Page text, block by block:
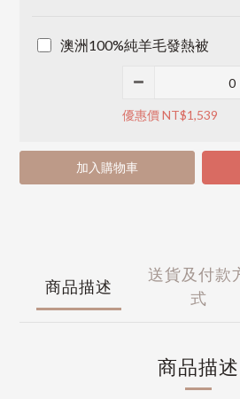
澳洲100%純羊毛發熱被
優惠價 NT$1,539
加入購物車
商品描述
送貨及付款
式
商品描述